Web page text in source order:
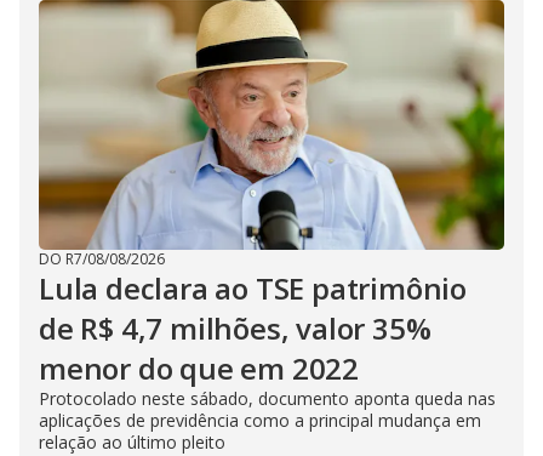
DO R7/08/08/2026
Lula declara ao TSE patrimônio
de R$ 4,7 milhões, valor 35%
menor do que em 2022
Protocolado neste sábado, documento aponta queda nas
aplicações de previdência como a principal mudança em
relação ao último pleito